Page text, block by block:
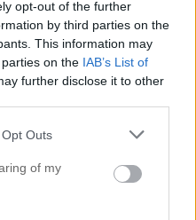
opt-out of the further
by third parties on the
This information may
on the IAB’s List of
further disclose it to other
Outs
of my
2023
Befann mig ju på
sedan och
mycket jobb – men
detta ovan. Måste
verkligen maxar
omgivning och är